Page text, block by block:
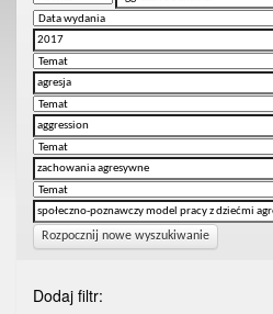
Rozpocznij nowe wyszukiwanie
Dodaj filtr: